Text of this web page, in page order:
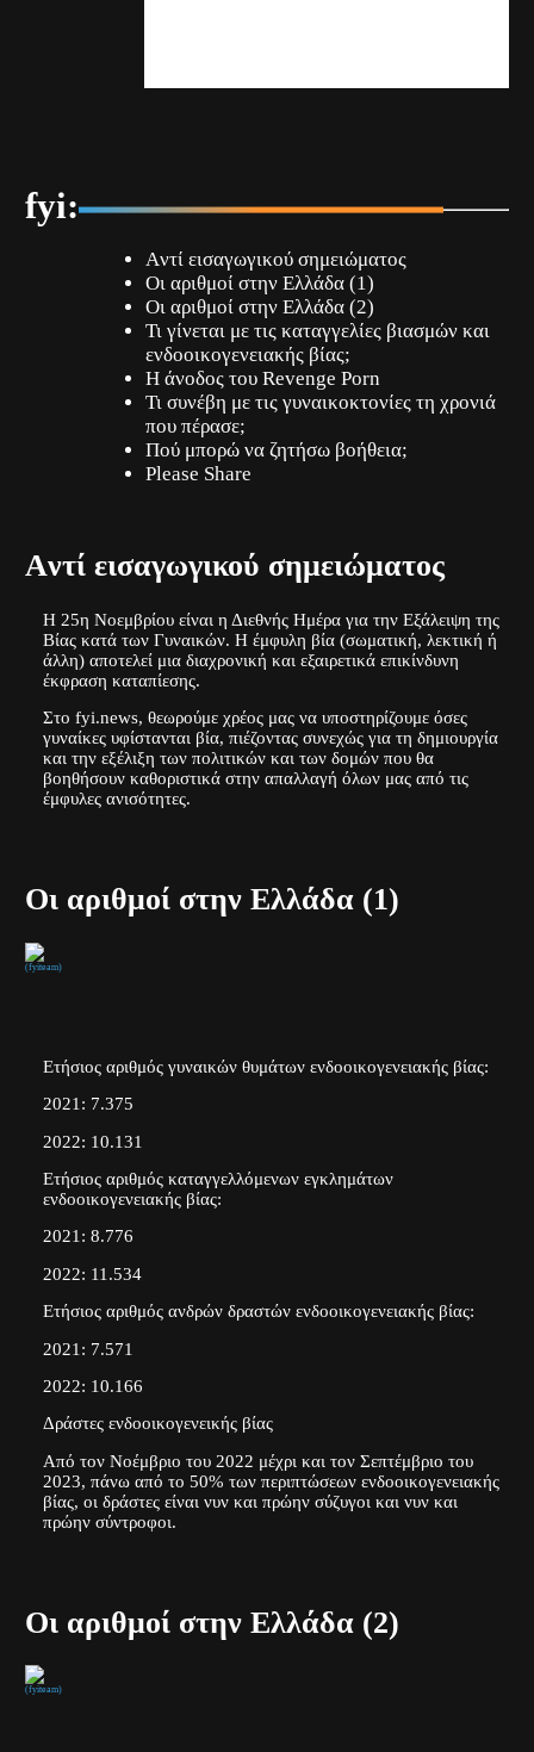
fyi:
Aντί εισαγωγικού σημειώματος
Οι αριθμοί στην Ελλάδα (1)
Οι αριθμοί στην Ελλάδα (2)
Τι γίνεται με τις καταγγελίες βιασμών και
ενδοοικογενειακής βίας;
Η άνοδος του Revenge Porn
Τι συνέβη με τις γυναικοκτονίες τη χρονιά
που πέρασε;
Πού μπορώ να ζητήσω βοήθεια;
Please Share
Aντί εισαγωγικού σημειώματος
Η 25η Νοεμβρίου είναι η Διεθνής Ημέρα για την Εξάλειψη της
Βίας κατά των Γυναικών. Η έμφυλη βία (σωματική, λεκτική ή
άλλη) αποτελεί μια διαχρονική και εξαιρετικά επικίνδυνη
έκφραση καταπίεσης.
Στο fyi.news, θεωρούμε χρέος μας να υποστηρίζουμε όσες
γυναίκες υφίστανται βία, πιέζοντας συνεχώς για τη δημιουργία
και την εξέλιξη των πολιτικών και των δομών που θα
βοηθήσουν καθοριστικά στην απαλλαγή όλων μας από τις
έμφυλες ανισότητες.
Οι αριθμοί στην Ελλάδα (1)
(fyiteam)
Ετήσιος αριθμός γυναικών θυμάτων ενδοοικογενειακής βίας:
2021: 7.375
2022: 10.131
Ετήσιος αριθμός καταγγελλόμενων εγκλημάτων
ενδοοικογενειακής βίας:
2021: 8.776
2022: 11.534
Ετήσιος αριθμός ανδρών δραστών ενδοοικογενειακής βίας:
2021: 7.571
2022: 10.166
Δράστες ενδοοικογενεικής βίας
Από τον Νοέμβριο του 2022 μέχρι και τον Σεπτέμβριο του
2023, πάνω από το 50% των περιπτώσεων ενδοοικογενειακής
βίας, οι δράστες είναι νυν και πρώην σύζυγοι και νυν και
πρώην σύντροφοι.
Οι αριθμοί στην Ελλάδα (2)
(fyiteam)